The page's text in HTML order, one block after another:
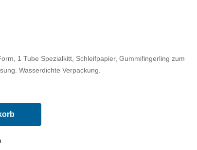
1 Tube Spezialkitt, Schleifpapier, Gummifingerling zum
Wasserdichte Verpackung.